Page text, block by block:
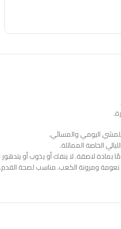
اليومي والمسائي.
الخاصة المماثلة.
ومرونة الكعب. مناسب لصحة القدم.